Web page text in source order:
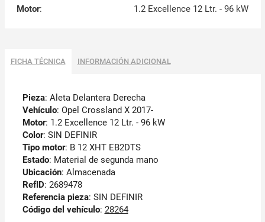
Motor: 1.2 Excellence 12 Ltr. - 96 kW
FICHA TÉCNICA INFORMACIÓN ADICIONAL
Pieza: Aleta Delantera Derecha
Vehículo: Opel Crossland X 2017-
Motor: 1.2 Excellence 12 Ltr. - 96 kW
Color: SIN DEFINIR
Tipo motor: B 12 XHT EB2DTS
Estado: Material de segunda mano
Ubicación: Almacenada
RefID: 2689478
Referencia pieza: SIN DEFINIR
Código del vehículo: 28264